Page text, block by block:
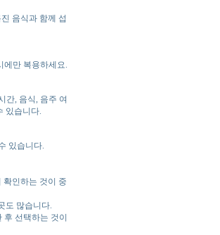
음식과 함께 섭
에만 복용하세요.
간, 음식, 음주 여
있습니다.
있습니다.
확인하는 것이 중
도 많습니다.
후 선택하는 것이